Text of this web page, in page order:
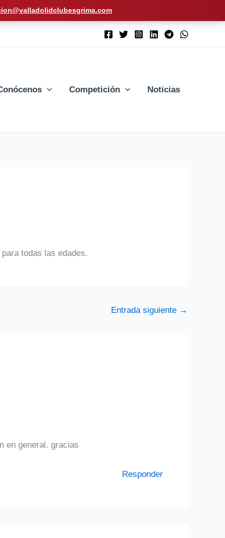
Competición Noticias
para todas las edades.
Entrada siguiente →
en general. gracias
Responder